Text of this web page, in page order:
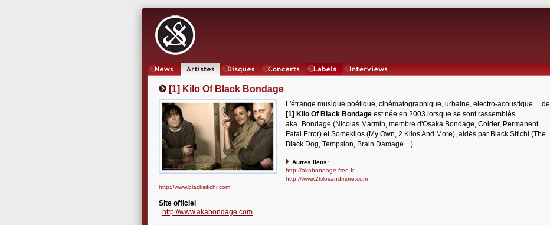
[1] Kilo Of Black Bondage
L'étrange musique poétique, cinématographique, urbaine, electro-acoustique ... de
[1] Kilo Of Black Bondage est née en 2003 lorsque se sont rassemblés
aka_Bondage (Nicolas Marmin, membre d'Osaka Bondage, Colder, Permanent
Fatal Error) et Somekilos (My Own, 2 Kilos And More), aidés par Black Sifichi (The
Black Dog, Tempsion, Brain Damage ...).
Autres liens:
http://akabondage.free.fr
http://www.2kilosandmore.com
http://www.blacksifichi.com
Site officiel
http://www.akabondage.com